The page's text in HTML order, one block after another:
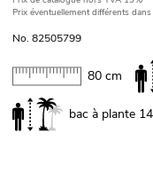
Prix éventuellement différents
No. 82505799
80 cm
bac à plante